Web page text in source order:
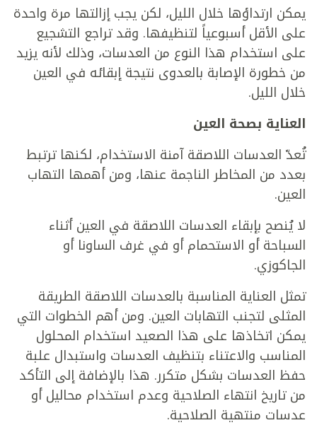
يمكن ارتداؤها خلال الليل، لكن يجب إزالتها مرة واحدة
على الأقل أسبوعياً لتنظيفها. وقد تراجع التشجيع
على استخدام هذا النوع من العدسات، وذلك لأنه يزيد
من خطورة الإصابة بالعدوى نتيجة إبقائه في العين
خلال الليل.
العناية بصحة العين
تُعدّ العدسات اللاصقة آمنة الاستخدام، لكنها ترتبط
بعدد من المخاطر الناجمة عنها، ومن أهمها التهاب
العين.
لا يُنصح بإبقاء العدسات اللاصقة في العين أثناء
السباحة أو الاستحمام أو في غرف الساونا أو
الجاكوزي.
تمثل العناية المناسبة بالعدسات اللاصقة الطريقة
المثلى لتجنب التهابات العين. ومن أهم الخطوات التي
يمكن اتخاذها على هذا الصعيد استخدام المحلول
المناسب والاعتناء بتنظيف العدسات واستبدال علبة
حفظ العدسات بشكل متكرر. هذا بالإضافة إلى التأكد
من تاريخ انتهاء الصلاحية وعدم استخدام محاليل أو
عدسات منتهية الصلاحية.